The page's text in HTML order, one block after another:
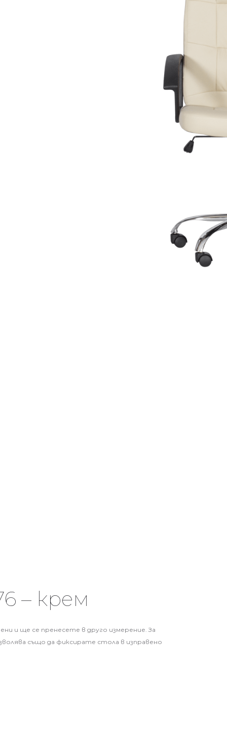
– крем
и ще се пренесете в друго измерение. За
също да фиксирате стола в изправено